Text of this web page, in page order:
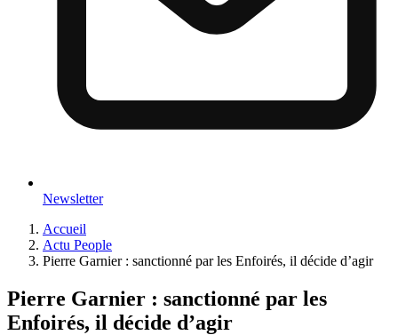
Newsletter
Accueil
Actu People
Pierre Garnier : sanctionné par les Enfoirés, il décide d’agir
Pierre Garnier : sanctionné par les
Enfoirés, il décide d’agir